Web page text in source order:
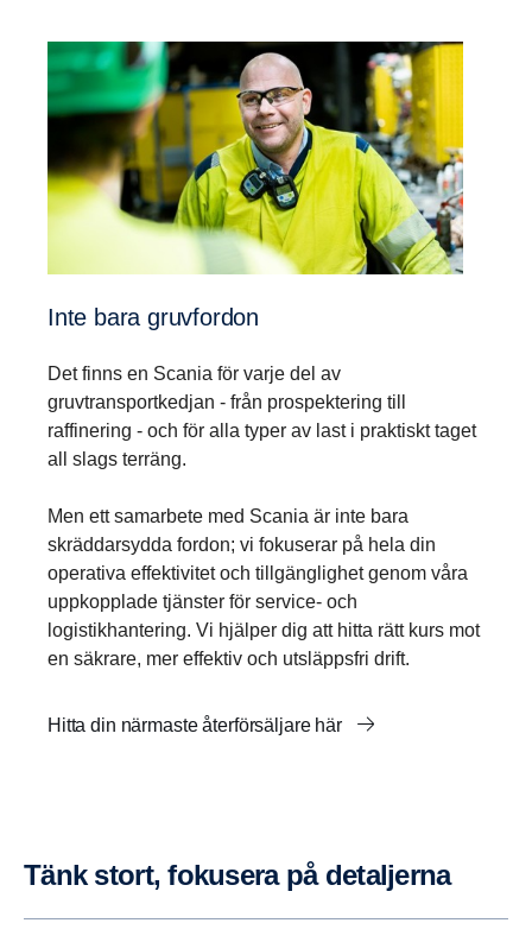
Inte bara gruvfordon
Det finns en Scania för varje del av
gruvtransportkedjan - från prospektering till
raffinering - och för alla typer av last i praktiskt taget
all slags terräng.
Men ett samarbete med Scania är inte bara
skräddarsydda fordon; vi fokuserar på hela din
operativa effektivitet och tillgänglighet genom våra
uppkopplade tjänster för service- och
logistikhantering. Vi hjälper dig att hitta rätt kurs mot
en säkrare, mer effektiv och utsläppsfri drift.
Hitta din närmaste återförsäljare här
Tänk stort, fokusera på detal­jerna